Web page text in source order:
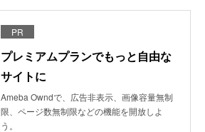
PR
プレミアムプランでもっと自由な
サイトに
Ameba Owndで、広告非表示、画像容量無制
限、ページ数無制限などの機能を開放しよ
う。